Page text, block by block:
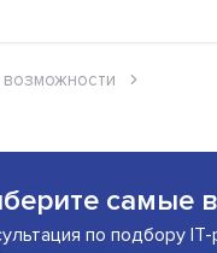
самые
по подбору